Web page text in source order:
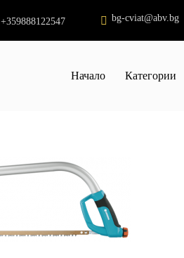
+359888122547 bg-cviat@abv.bg
Начало Категории